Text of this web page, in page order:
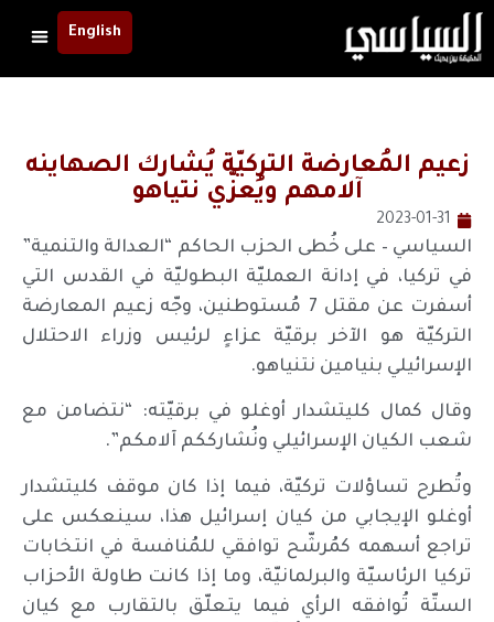
English
زعيم المُعارضة التركيّة يُشارك الصهاينه
آلامهم ويُعزّي نتياهو
2023-01-31
السياسي – على خُطى الحزب الحاكم “العدالة والتنمية”
في تركيا، في إدانة العمليّة البطوليّة في القدس التي
أسفرت عن مقتل 7 مُستوطنين، وجّه زعيم المعارضة
التركيّة هو الآخر برقيّة عزاءٍ لرئيس وزراء الاحتلال
الإسرائيلي بنيامين نتنياهو.
وقال كمال كليتشدار أوغلو في برقيّته: “نتضامن مع
شعب الكيان الإسرائيلي ونُشارككم آلامكم”.
وتُطرح تساؤلات تركيّة، فيما إذا كان موقف كليتشدار
أوغلو الإيجابي من كيان إسرائيل هذا، سينعكس على
تراجع أسهمه كمُرشّح توافقي للمُنافسة في انتخابات
تركيا الرئاسيّة والبرلمانيّة، وما إذا كانت طاولة الأحزاب
الستّة تُوافقه الرأي فيما يتعلّق بالتقارب مع كيان